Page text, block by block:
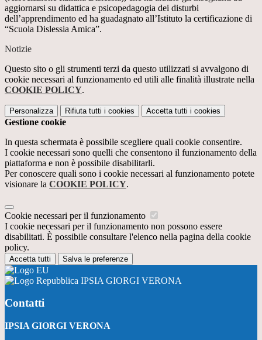
aggiornarsi su didattica e psicopedagogia dei disturbi
dell’apprendimento ed ha guadagnato all’Istituto la certificazione di
“Scuola Dislessia Amica”.
Notizie
Questo sito o gli strumenti terzi da questo utilizzati si avvalgono di
cookie necessari al funzionamento ed utili alle finalità illustrate nella
COOKIE POLICY.
Personalizza Rifiuta tutti i cookies Accetta tutti i cookies
Gestione cookie
In questa schermata è possibile scegliere quali cookie consentire.
I cookie necessari sono quelli che consentono il funzionamento della
piattaforma e non è possibile disabilitarli.
Per conoscere quali sono i cookie necessari al funzionamento potete
visionare la COOKIE POLICY.
Cookie necessari per il funzionamento
I cookie necessari per il funzionamento non possono essere
disabilitati. È possibile consultare l'elenco nella pagina della cookie
policy.
Accetta tutti Salva le preferenze
IPSIA GIORGI VERONA
Contatti
IPSIA GIORGI VERONA